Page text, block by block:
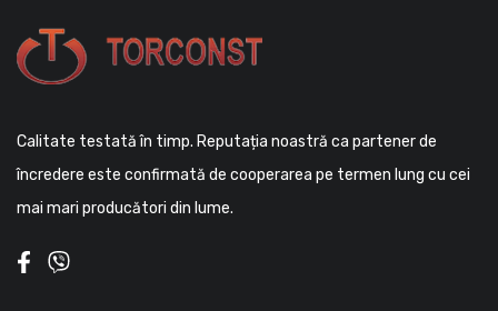
Calitate testată în timp. Reputația noastră ca partener de
încredere este confirmată de cooperarea pe termen lung cu cei
mai mari producători din lume.